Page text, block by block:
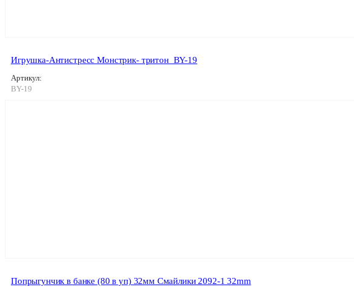
Игрушка-Антистресс Монстрик- тритон_BY-19
Артикул:
BY-19
Попрыгунчик в банке (80 в уп) 32мм Смайлики 2092-1 32mm